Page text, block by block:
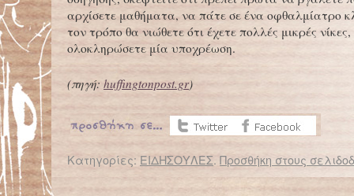
αρχίσετε μαθήματα, να πάτε σε ένα οφθαλμίατρο
τον τρόπο θα νιώθετε ότι έχετε πολλές μικρές
ολοκληρώσετε μία υποχρέωση.
(πηγή: huffingtonpost.gr)
Κατηγορίες: ΕΙΔΗΣΟΥΛΕΣ. Προσθήκη στους
← Επιστροφή στο %s